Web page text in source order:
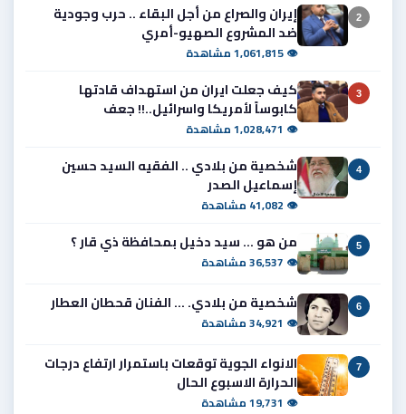
2
إيران والصراع من أجل البقاء .. حرب وجودية
ضد المشروع الصهيو-أمري
👁 1,061,815 مشاهدة
3
كيف جعلت ايران من استهداف قادتها
كابوساً لأمريكا واسرائيل..!! جعف
👁 1,028,471 مشاهدة
4
شخصية من بلادي .. الفقيه السيد حسين
إسماعيل الصدر
👁 41,082 مشاهدة
5 من هو ... سيد دخيل بمحافظة ذي قار ؟
👁 36,537 مشاهدة
6 شخصية من بلادي. ... الفنان قحطان العطار
👁 34,921 مشاهدة
7
الانواء الجوية توقعات باستمرار ارتفاع درجات
الحرارة الاسبوع الحال
👁 19,731 مشاهدة